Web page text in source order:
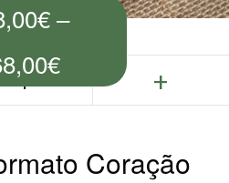
Coração
€–
€